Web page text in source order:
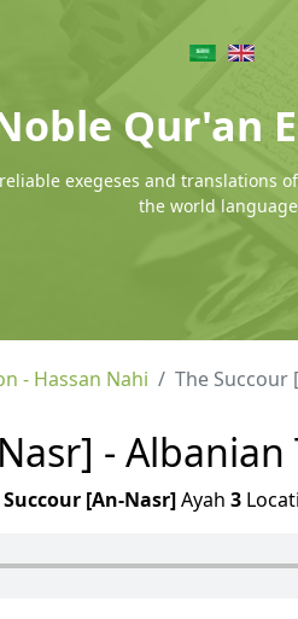
Qur'an
exegeses and translations
the world
- Hassan Nahi The Succour
-
Succour [An-Nasr]Ayah 3